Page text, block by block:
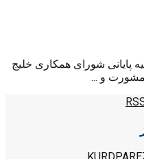
پایانی شورای همکاری خلیج
مشورت و ...